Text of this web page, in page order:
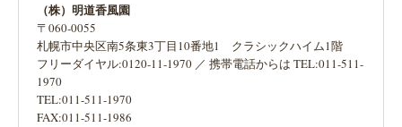
（株）明道香風園
〒060-0055
札幌市中央区南5条東3丁目10番地1 クラシックハイム1階
フリーダイヤル:0120-11-1970 ／ 携帯電話からは TEL:011-511-
1970
TEL:011-511-1970
FAX:011-511-1986